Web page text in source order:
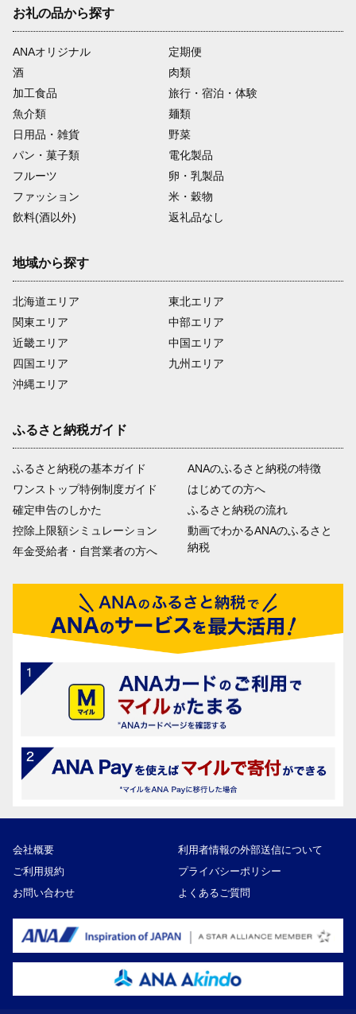
お礼の品から探す
ANAオリジナル
定期便
酒
肉類
加工食品
旅行・宿泊・体験
魚介類
麺類
日用品・雑貨
野菜
パン・菓子類
電化製品
フルーツ
卵・乳製品
ファッション
米・穀物
飲料(酒以外)
返礼品なし
地域から探す
北海道エリア
関東エリア
近畿エリア
四国エリア
沖縄エリア
東北エリア
中部エリア
中国エリア
九州エリア
ふるさと納税ガイド
ふるさと納税の基本ガイド
ワンストップ特例制度ガイド
確定申告のしかた
控除上限額シミュレーション
年金受給者・自営業者の方へ
ANAのふるさと納税の特徴
はじめての方へ
ふるさと納税の流れ
動画でわかるANAのふるさと
納税
会社概要
利用者情報の外部送信について
ご利用規約
プライバシーポリシー
お問い合わせ
よくあるご質問